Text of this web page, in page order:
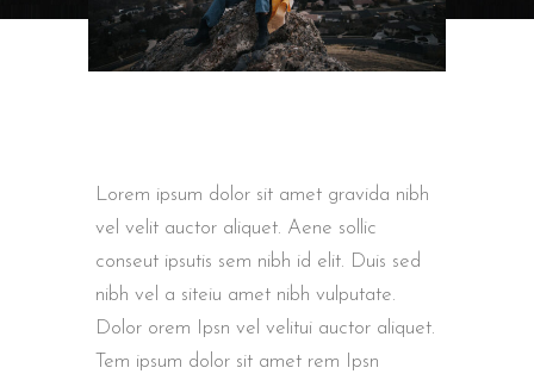
Lorem ipsum dolor sit amet gravida nibh
vel velit auctor aliquet. Aene sollic
conseut ipsutis sem nibh id elit. Duis sed
nibh vel a siteiu amet nibh vulputate.
Dolor orem Ipsn vel velitui auctor aliquet.
Tem ipsum dolor sit amet rem Ipsn